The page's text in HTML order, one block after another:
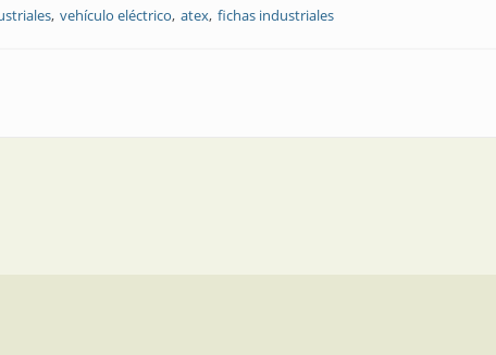
vehículo eléctrico atex fichas industriales
Scame